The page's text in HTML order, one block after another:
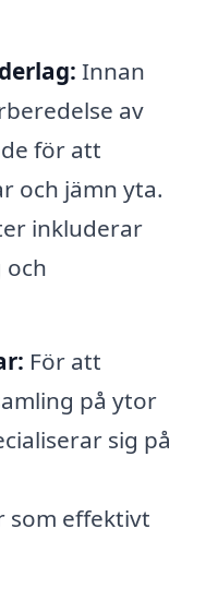
Innan
av
för att
och jämn yta.
inkluderar
För att
på ytor
sig på
som effektivt